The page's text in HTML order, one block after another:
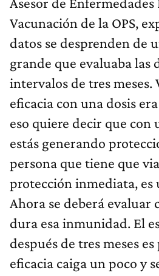
Vacunación de la OPS,
datos se desprenden de
grande que evaluaba las
intervalos de tres meses.
eficacia con una dosis
eso quiere decir que con
estás generando
persona que tiene que
protección inmediata, es
Ahora se deberá evaluar
dura esa inmunidad. El
después de tres meses
eficacia caiga un poco y